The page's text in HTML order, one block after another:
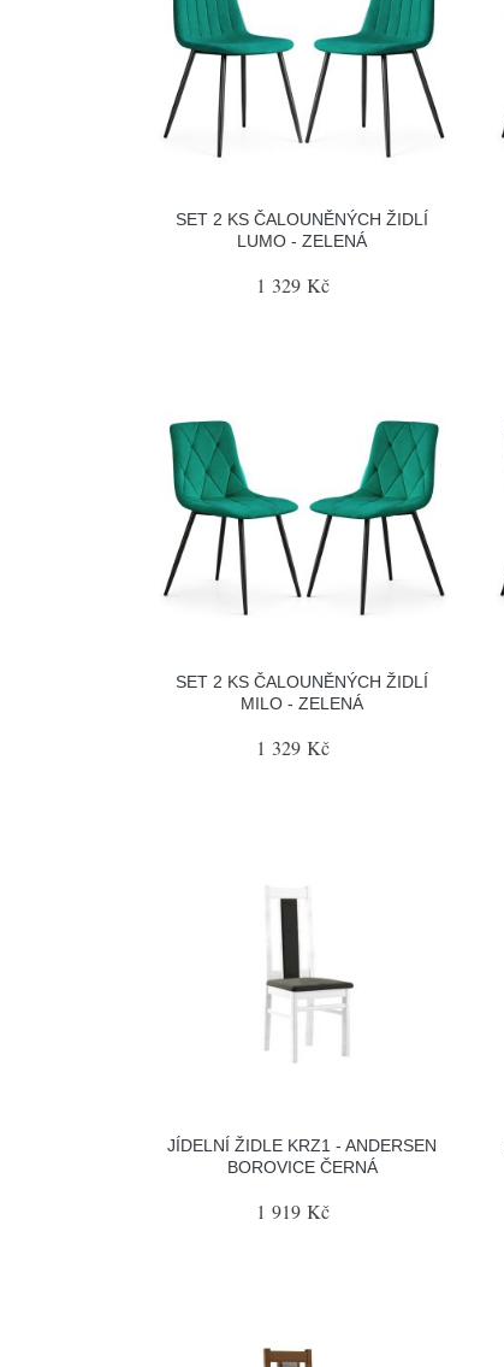
SET 2 KS ČALOUNĚNÝCH ŽIDLÍ
LUMO - ZELENÁ
1 329 Kč
SET 2 KS ČALOUNĚNÝCH ŽIDLÍ
MILO - ZELENÁ
1 329 Kč
JÍDELNÍ ŽIDLE KRZ1 - ANDERSEN
BOROVICE ČERNÁ
1 919 Kč